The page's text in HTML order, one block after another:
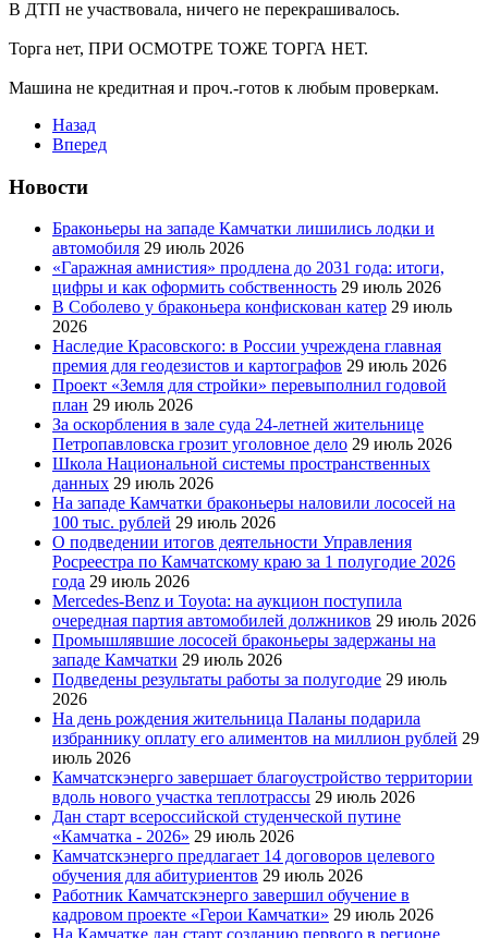
В ДТП не участвовала, ничего не перекрашивалось.
Торга нет, ПРИ ОСМОТРЕ ТОЖЕ ТОРГА НЕТ.
Машина не кредитная и проч.-готов к любым проверкам.
Назад
Вперед
Новости
Браконьеры на западе Камчатки лишились лодки и
автомобиля 29 июль 2026
«Гаражная амнистия» продлена до 2031 года: итоги,
цифры и как оформить собственность 29 июль 2026
В Соболево у браконьера конфискован катер 29 июль
2026
Наследие Красовского: в России учреждена главная
премия для геодезистов и картографов 29 июль 2026
Проект «Земля для стройки» перевыполнил годовой
план 29 июль 2026
За оскорбления в зале суда 24-летней жительнице
Петропавловска грозит уголовное дело 29 июль 2026
Школа Национальной системы пространственных
данных 29 июль 2026
На западе Камчатки браконьеры наловили лососей на
100 тыс. рублей 29 июль 2026
О подведении итогов деятельности Управления
Росреестра по Камчатскому краю за 1 полугодие 2026
года 29 июль 2026
Mercedes-Benz и Toyota: на аукцион поступила
очередная партия автомобилей должников 29 июль 2026
Промышлявшие лососей браконьеры задержаны на
западе Камчатки 29 июль 2026
Подведены результаты работы за полугодие 29 июль
2026
На день рождения жительница Паланы подарила
избраннику оплату его алиментов на миллион рублей 29
июль 2026
Камчатскэнерго завершает благоустройство территории
вдоль нового участка теплотрассы 29 июль 2026
Дан старт всероссийской студенческой путине
«Камчатка - 2026» 29 июль 2026
Камчатскэнерго предлагает 14 договоров целевого
обучения для абитуриентов 29 июль 2026
Работник Камчатскэнерго завершил обучение в
кадровом проекте «Герои Камчатки» 29 июль 2026